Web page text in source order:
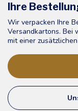
Ihre
Wir verpacken Ihre
Versandkartons. Bei
mit einer